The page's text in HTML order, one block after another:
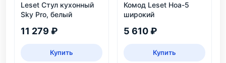
Leset Стул кухонный
Sky Pro, белый
11 279 ₽
Купить
Комод Leset Ноа-5
широкий
5 610 ₽
Купить